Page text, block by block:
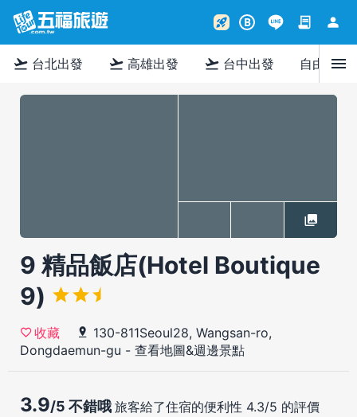
rocket_launch B contract person
flight_takeoff 台北出發 flight_takeoff 高雄出發 flight_takeoff 台中出發 自由行menu
9 精品飯店(Hotel Boutique
9)
收藏
130-811Seoul28, Wangsan-ro,
Dongdaemun-gu - 查看地圖&週邊景點
3.9/5 不錯哦 旅客給了住宿的便利性 4.3/5 的評價